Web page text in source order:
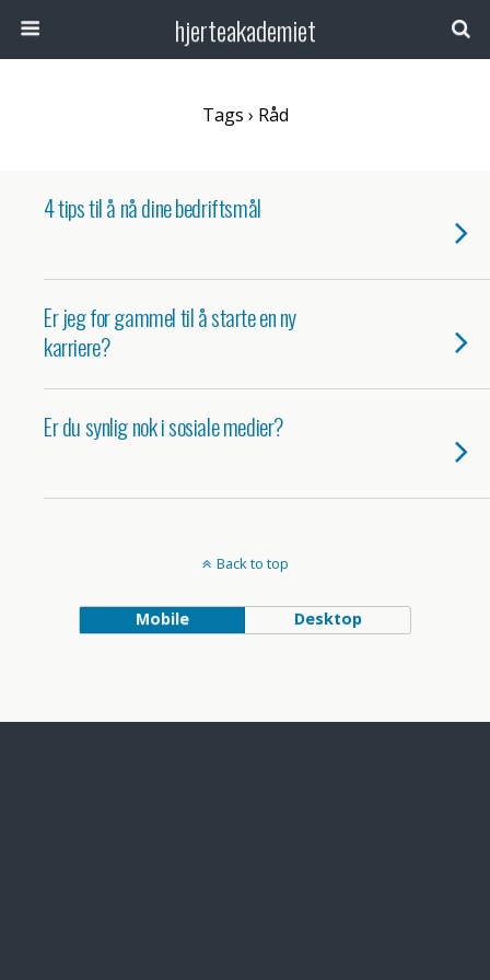
hjerteakademiet
Tags › Råd
4 tips til å nå dine bedriftsmål
Er jeg for gammel til å starte en ny
karriere?
Er du synlig nok i sosiale medier?
Back to top
Mobile Desktop